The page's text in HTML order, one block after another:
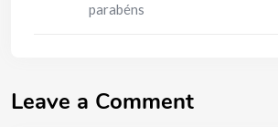
parabéns
Leave a Comment